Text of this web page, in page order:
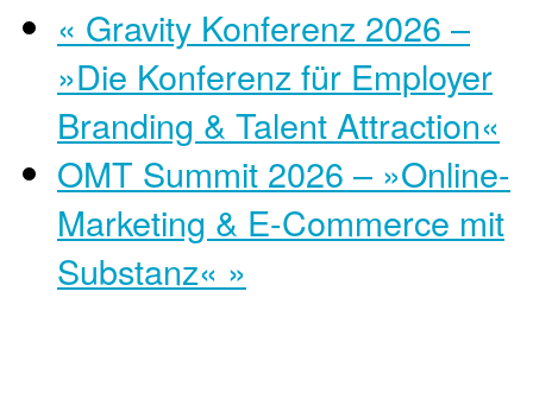
« Gravity Konferenz 2026 –
»Die Konferenz für Employer
Branding & Talent Attraction«
OMT Summit 2026 – »Online-
Marketing & E-Commerce mit
Substanz« »